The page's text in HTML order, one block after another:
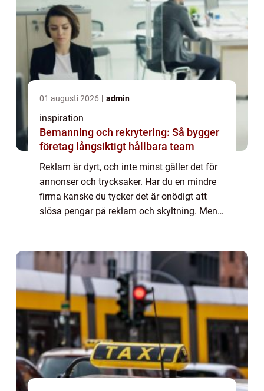
01 augusti 2026 admin
inspiration
Bemanning och rekrytering: Så bygger
företag långsiktigt hållbara team
Reklam är dyrt, och inte minst gäller det för
annonser och trycksaker. Har du en mindre
firma kanske du tycker det är onödigt att
slösa pengar på reklam och skyltning. Men